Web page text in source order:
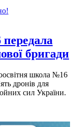
бригади
школа №16
дронів для
сил України.